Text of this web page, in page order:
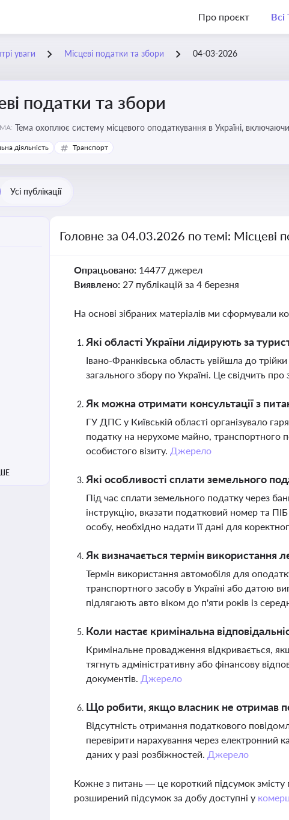
Про проєкт Всі
уваги Місцеві податки та збори 04-03-2026
податки та збори
діяльність Транспорт
Усі публікації
Головне за 04.03.2026 по темі: Місцеві
Опрацьовано: 14477 джерел
Виявлено: 27 публікацій за 4 березня
На основі зібраних матеріалів ми сформували
Які області України лідирують за
Івано-Франківська область увійшла до
загального збору по Україні. Це свідчить про
Як можна отримати консультації з
ГУ ДПС у Київській області організувало
податку на нерухоме майно, транспортного
особистого візиту. Джерело
Які особливості сплати земельного
Під час сплати земельного податку через
інструкцію, вказати податковий номер та
особу, необхідно надати її дані для
Як визначається термін використання
Термін використання автомобіля для
транспортного засобу в Україні або датою
підлягають авто віком до п'яти років із
Коли настає кримінальна
Кримінальне провадження відкривається,
тягнуть адміністративну або фінансову
документів. Джерело
Що робити, якщо власник не отримав
Відсутність отримання податкового
перевірити нарахування через електронний
даних у разі розбіжностей. Джерело
Кожне з питань — це короткий підсумок
розширений підсумок за добу доступні у